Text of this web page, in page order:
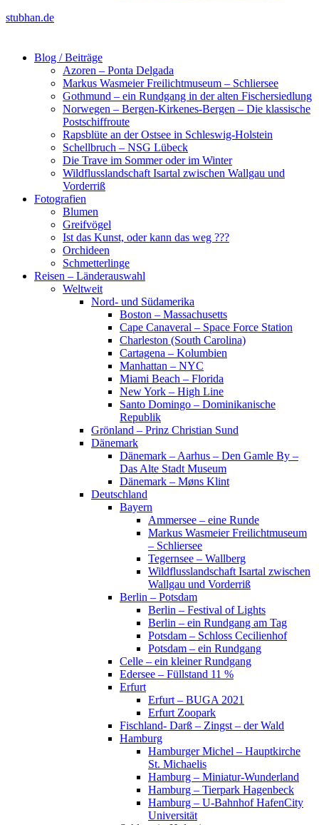
stubhan.de
Blog / Beiträge
Azoren – Ponta Delgada
Markus Wasmeier Freilichtmuseum – Schliersee
Gothmund – ein Rundgang in der alten Fischersiedlung
Norwegen – Bergen-Kirkenes-Bergen – Die klassische
Postschiffroute
Rapsblüte an der Ostsee in Schleswig-Holstein
Schellbruch – NSG Lübeck
Die Trave im Sommer oder im Winter
Wildflusslandschaft Isartal zwischen Wallgau und
Vorderriß
Fotografien
Blumen
Greifvögel
Ist das Kunst, oder kann das weg ???
Orchideen
Schmetterlinge
Reisen – Länderauswahl
Weltweit
Nord- und Südamerika
Boston – Massachusetts
Cape Canaveral – Space Force Station
Charleston (South Carolina)
Cartagena – Kolumbien
Manhattan – NYC
Miami Beach – Florida
New York – High Line
Santo Domingo – Dominikanische
Republik
Grönland – Prinz Christian Sund
Dänemark
Dänemark – Aarhus – Den Gamle By –
Das Alte Stadt Museum
Dänemark – Møns Klint
Deutschland
Bayern
Ammersee – eine Runde
Markus Wasmeier Freilichtmuseum
– Schliersee
Tegernsee – Wallberg
Wildflusslandschaft Isartal zwischen
Wallgau und Vorderriß
Berlin – Potsdam
Berlin – Festival of Lights
Berlin – ein Rundgang am Tag
Potsdam – Schloss Cecilienhof
Potsdam – ein Rundgang
Celle – ein kleiner Rundgang
Edersee – Füllstand 11 %
Erfurt
Erfurt – BUGA 2021
Erfurt Zoopark
Fischland- Darß – Zingst – der Wald
Hamburg
Hamburger Michel – Hauptkirche
St. Michaelis
Hamburg – Miniatur-Wunderland
Hamburg – Tierpark Hagenbeck
Hamburg – U-Bahnhof HafenCity
Universität